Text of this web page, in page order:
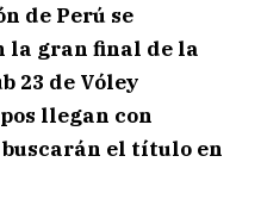
de Perú se
la gran final de la
23 de Vóley
llegan con
el título en